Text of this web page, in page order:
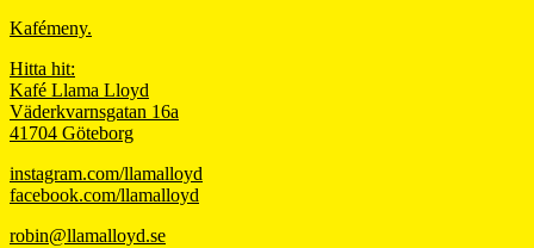
Kafémeny.
Hitta hit:
Kafé Llama Lloyd
Väderkvarnsgatan 16a
41704 Göteborg
instagram.com/llamalloyd
facebook.com/llamalloyd
robin@llamalloyd.se